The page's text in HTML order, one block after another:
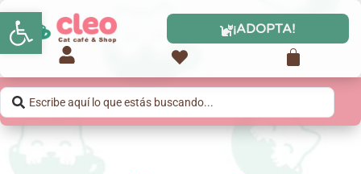
Abrir barra de herramientas ¡ADOPTA!